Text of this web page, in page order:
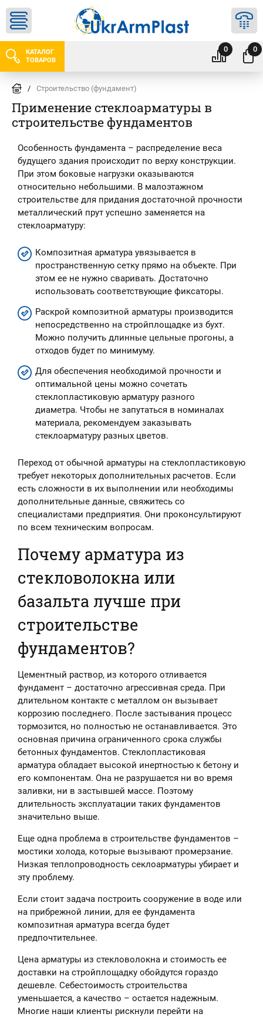
КАТАЛОГ
ТОВАРОВ
0 0
/ Строительство (фундамент)
Применение стеклоарматуры в
строительстве фундаментов
Особенность фундамента – распределение веса
будущего здания происходит по верху конструкции.
При этом боковые нагрузки оказываются
относительно небольшими. В малоэтажном
строительстве для придания достаточной прочности
металлический прут успешно заменяется на
стеклоарматуру:
Композитная арматура увязывается в
пространственную сетку прямо на объекте. При
этом ее не нужно сваривать. Достаточно
использовать соответствующие фиксаторы.
Раскрой композитной арматуры производится
непосредственно на стройплощадке из бухт.
Можно получить длинные цельные прогоны, а
отходов будет по минимуму.
Для обеспечения необходимой прочности и
оптимальной цены можно сочетать
стеклопластиковую арматуру разного
диаметра. Чтобы не запутаться в номиналах
материала, рекомендуем заказывать
стеклоарматуру разных цветов.
Переход от обычной арматуры на стеклопластиковую
требует некоторых дополнительных расчетов. Если
есть сложности в их выполнении или необходимы
дополнительные данные, свяжитесь со
специалистами предприятия. Они проконсультируют
по всем техническим вопросам.
Почему арматура из
стекловолокна или
базальта лучше при
строительстве
фундаментов?
Цементный раствор, из которого отливается
фундамент – достаточно агрессивная среда. При
длительном контакте с металлом он вызывает
коррозию последнего. После застывания процесс
тормозится, но полностью не останавливается. Это
основная причина ограниченного срока службы
бетонных фундаментов. Стеклопластиковая
арматура обладает высокой инертностью к бетону и
его компонентам. Она не разрушается ни во время
заливки, ни в застывшей массе. Поэтому
длительность эксплуатации таких фундаментов
значительно выше.
Еще одна проблема в строительстве фундаментов –
мостики холода, которые вызывают промерзание.
Низкая теплопроводность секлоарматуры убирает и
эту проблему.
Если стоит задача построить сооружение в воде или
на прибрежной линии, для ее фундамента
композитная арматура всегда будет
предпочтительнее.
Цена арматуры из стекловолокна и стоимость ее
доставки на стройплощадку обойдутся гораздо
дешевле. Себестоимость строительства
уменьшается, а качество – остается надежным.
Многие наши клиенты рискнули перейти на